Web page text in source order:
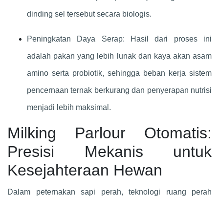
dinding sel tersebut secara biologis.
Peningkatan Daya Serap: Hasil dari proses ini
adalah pakan yang lebih lunak dan kaya akan asam
amino serta probiotik, sehingga beban kerja sistem
pencernaan ternak berkurang dan penyerapan nutrisi
menjadi lebih maksimal.
Milking Parlour Otomatis:
Presisi Mekanis untuk
Kesejahteraan Hewan
Dalam peternakan sapi perah, teknologi ruang perah